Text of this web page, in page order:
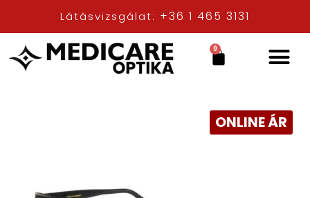
Látásvizsgálat: +36 1 465 3131
0
ONLINE ÁR